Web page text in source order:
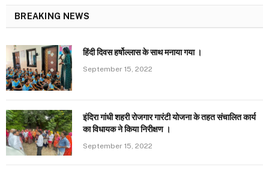
BREAKING NEWS
हिंदी दिवस हर्षोल्लास के साथ मनाया गया ।
September 15, 2022
इंदिरा गांधी शहरी रोजगार गारंटी योजना के तहत संचालित कार्य
का विधायक ने किया निरीक्षण ।
September 15, 2022